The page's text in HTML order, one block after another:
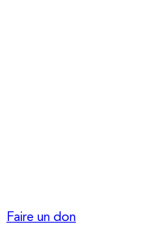
Faire un don